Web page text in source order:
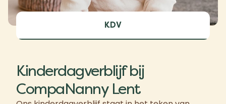
KDV
Kinderdagverblijf bij
CompaNanny Lent